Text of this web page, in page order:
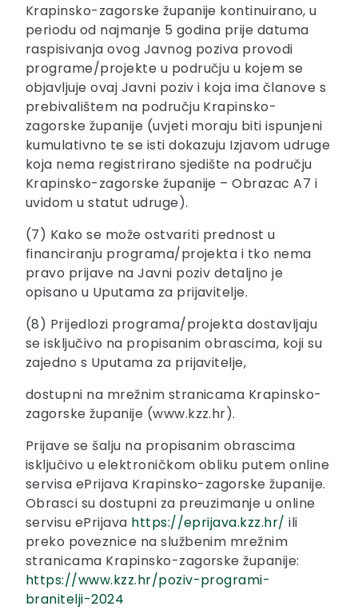
Krapinsko-zagorske županije kontinuirano, u
periodu od najmanje 5 godina prije datuma
raspisivanja ovog Javnog poziva provodi
programe/projekte u području u kojem se
objavljuje ovaj Javni poziv i koja ima članove s
prebivalištem na području Krapinsko-
zagorske županije (uvjeti moraju biti ispunjeni
kumulativno te se isti dokazuju Izjavom udruge
koja nema registrirano sjedište na području
Krapinsko-zagorske županije – Obrazac A7 i
uvidom u statut udruge).
(7) Kako se može ostvariti prednost u
financiranju programa/projekta i tko nema
pravo prijave na Javni poziv detaljno je
opisano u Uputama za prijavitelje.
(8) Prijedlozi programa/projekta dostavljaju
se isključivo na propisanim obrascima, koji su
zajedno s Uputama za prijavitelje,
dostupni na mrežnim stranicama Krapinsko-
zagorske županije (www.kzz.hr).
Prijave se šalju na propisanim obrascima
isključivo u elektroničkom obliku putem online
servisa ePrijava Krapinsko-zagorske županije.
Obrasci su dostupni za preuzimanje u online
servisu ePrijava https://eprijava.kzz.hr/ ili
preko poveznice na službenim mrežnim
stranicama Krapinsko-zagorske županije:
https://www.kzz.hr/poziv-programi-
branitelji-2024